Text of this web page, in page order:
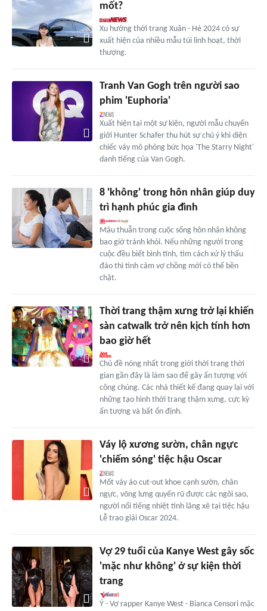
mốt?
Xu hướng thời trang Xuân - Hè 2024 có sự
xuất hiện của nhiều mẫu túi linh hoạt, thời
thượng.
Tranh Van Gogh trên người sao
phim 'Euphoria'
Xuất hiện tại một sự kiện, người mẫu chuyển
giới Hunter Schafer thu hút sự chú ý khi diện
chiếc váy mô phỏng bức họa 'The Starry Night'
danh tiếng của Van Gogh.
8 'không' trong hôn nhân giúp duy
trì hạnh phúc gia đình
Mâu thuẫn trong cuộc sống hôn nhân không
bao giờ tránh khỏi. Nếu những người trong
cuộc đều biết bình tĩnh, tìm cách xử lý thấu
đáo thì tình cảm vợ chồng mới có thể bền
chặt.
Thời trang thậm xưng trở lại khiến
sàn catwalk trở nên kịch tính hơn
bao giờ hết
Chủ đề nóng nhất trong giới thời trang thời
gian gần đây là làm sao để gây ấn tượng với
công chúng. Các nhà thiết kế đang quay lại với
những tạo hình thời trang thậm xưng, cực kỳ
ấn tượng và bất ổn định.
Váy lộ xương sườn, chân ngực
'chiếm sóng' tiệc hậu Oscar
Mốt váy áo cut-out khoe cạnh sườn, chân
ngực, võng lưng quyến rũ được các ngôi sao,
người nổi tiếng nhiệt tình lăng xê tại tiệc hậu
Lễ trao giải Oscar 2024.
Vợ 29 tuổi của Kanye West gây sốc
'mặc như không' ở sự kiện thời
trang
Ý - Vợ rapper Kanye West - Bianca Censori mặc